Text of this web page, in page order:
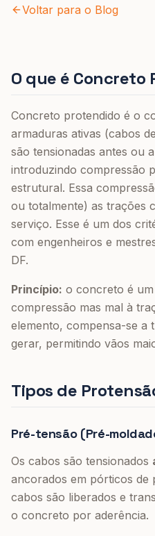
Voltar para o Blog
O que é Concreto
Concreto protendido é o
armaduras ativas (cabos
são tensionadas antes ou
introduzindo compressão
estrutural. Essa
ou totalmente) as trações
serviço. Esse é um dos
com engenheiros e
DF.
Princípio: o concreto é
compressão mas mal à
elemento, compensa-se a
gerar, permitindo vãos
Tipos de
Pré-tensão (Pré-
Os cabos são tensionados
ancorados em pórticos de
cabos são liberados e
o concreto por aderência.